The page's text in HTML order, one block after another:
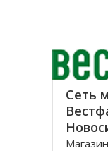
Сеть